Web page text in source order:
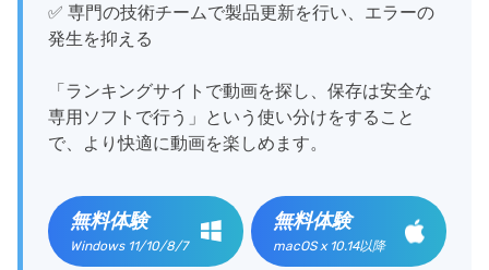
✅ 専門の技術チームで製品更新を行い、エラーの
発生を抑える
「ランキングサイトで動画を探し、保存は安全な
専用ソフトで行う」という使い分けをすること
で、より快適に動画を楽しめます。
無料体験
Windows 11/10/8/7
無料体験
macOS x 10.14以降